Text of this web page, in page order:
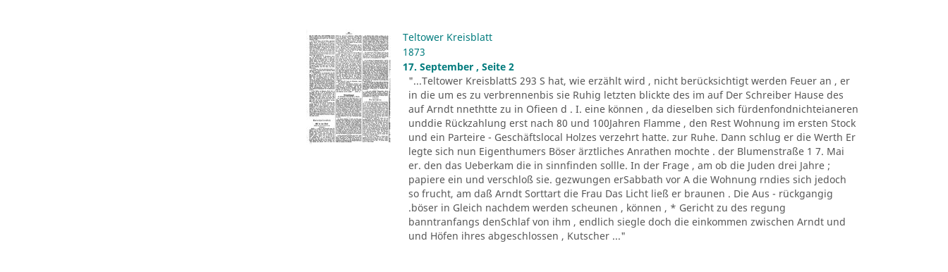
Teltower Kreisblatt
1873
17. September , Seite 2
"...Teltower KreisblattS 293 S hat, wie erzählt wird , nicht berücksichtigt werden Feuer an , er
in die um es zu verbrennenbis sie Ruhig letzten blickte des im auf Der Schreiber Hause des
auf Arndt nnethtte zu in Ofieen d . I. eine können , da dieselben sich fürdenfondnichteianeren
unddie Rückzahlung erst nach 80 und 100Jahren Flamme , den Rest Wohnung im ersten Stock
und ein Parteire - Geschäftslocal Holzes verzehrt hatte. zur Ruhe. Dann schlug er die Werth Er
legte sich nun Eigenthumers Böser ärztliches Anrathen mochte . der Blumenstraße 1 7. Mai
er. den das Ueberkam die in sinnfinden sollle. In der Frage , am ob die Juden drei Jahre ;
papiere ein und verschloß sie. gezwungen erSabbath vor A die Wohnung rndies sich jedoch
so frucht, am daß Arndt Sorttart die Frau Das Licht ließ er braunen . Die Aus - rückgangig
.böser in Gleich nachdem werden scheunen , können , * Gericht zu des regung
banntranfangs denSchlaf von ihm , endlich siegle doch die einkommen zwischen Arndt und
und Höfen ihres abgeschlossen , Kutscher ..."